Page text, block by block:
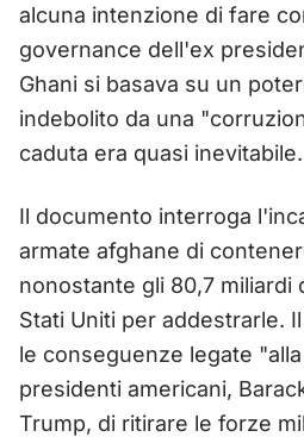
alcuna intenzione di fare
governance dell'ex
Ghani si basava su un
indebolito da una
caduta era quasi inevitabile.
Il documento interroga
armate afghane di
nonostante gli 80,7 miliardi
Stati Uniti per addestrarle.
le conseguenze legate
presidenti americani,
Trump, di ritirare le forze